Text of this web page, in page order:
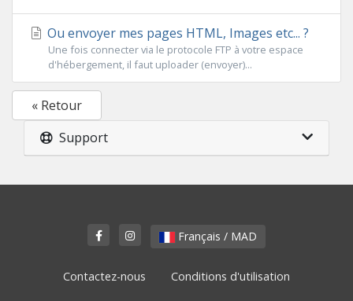
Ou envoyer mes pages HTML, Images etc... ?
Une fois connecter via le protocole FTP à votre espace
d'hébergement, il faut uploader (envoyer)...
« Retour
Support
Français / MAD
Contactez-nous Conditions d'utilisation